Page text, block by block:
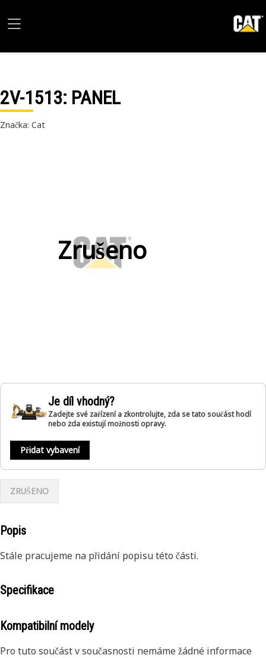
2V-1513: PANEL
Značka: Cat
Zrušeno
Je díl vhodný?
Zadejte své zařízení a zkontrolujte, zda se tato součást hodí
nebo zda existují možnosti opravy.
Přidat vybavení
ZRUŠENO
Popis
Stále pracujeme na přidání popisu této části.
Specifikace
Kompatibilní modely
Pro tuto součást v současnosti nemáme žádné informace